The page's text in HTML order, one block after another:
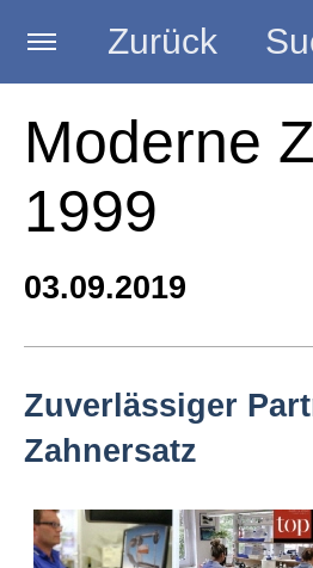
Zurück
Startseite
BLOG
Kategorien
Seminare
Moderne
1999
03.09.2019
Zuverlässiger
Zahnersatz